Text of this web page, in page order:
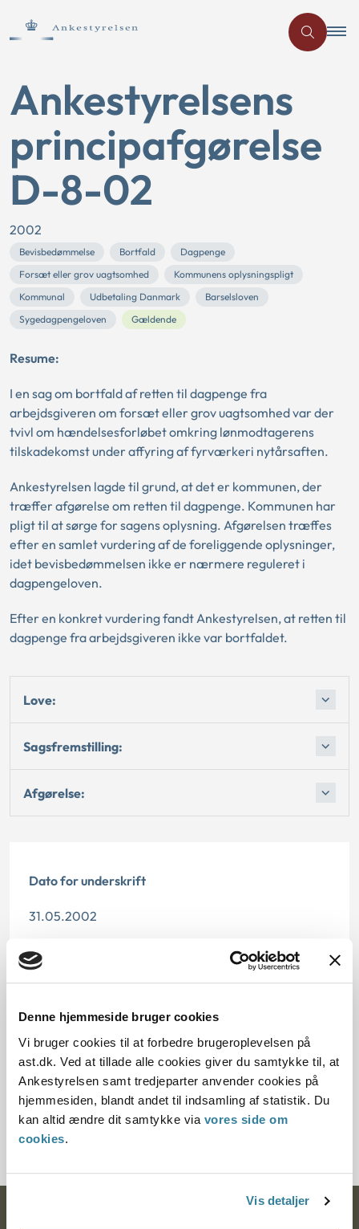
Denne hjemmeside bruger cookies
Vi bruger cookies til at forbedre brugeroplevelsen på
ast.dk. Ved at tillade alle cookies giver du samtykke til, at
Ankestyrelsen samt tredjeparter anvender cookies på
hjemmesiden, blandt andet til indsamling af statistik. Du
kan altid ændre dit samtykke via vores side om
cookies.
Vis detaljer
Ankestyrelsens
principafgørelse
D-8-02
2002
Bevisbedømmelse Bortfald
Dagpenge
Forsæt eller grov uagtsomhed
Kommunens oplysningspligt
Kommunal
Udbetaling Danmark
Barselsloven
Sygedagpengeloven
Gældende
Resume:
I en sag om bortfald af retten til dagpenge fra
arbejdsgiveren om forsæt eller grov uagtsomhed var der
tvivl om hændelsesforløbet omkring lønmodtagerens
tilskadekomst under affyring af fyrværkeri nytårsaften.
Ankestyrelsen lagde til grund, at det er kommunen, der
træffer afgørelse om retten til dagpenge. Kommunen har
pligt til at sørge for sagens oplysning. Afgørelsen træffes
efter en samlet vurdering af de foreliggende oplysninger,
idet bevisbedømmelsen ikke er nærmere reguleret i
dagpengeloven.
Efter en konkret vurdering fandt Ankestyrelsen, at retten til
dagpenge fra arbejdsgiveren ikke var bortfaldet.
Love:
Sagsfremstilling:
Afgørelse:
Dato for underskrift
31.05.2002
Offentliggørelsesdato
11.07.2013
Paragraf
§ 24 § 68 § 72 § 22 § 31 § 23 § 8
Journalnummer
700292-01